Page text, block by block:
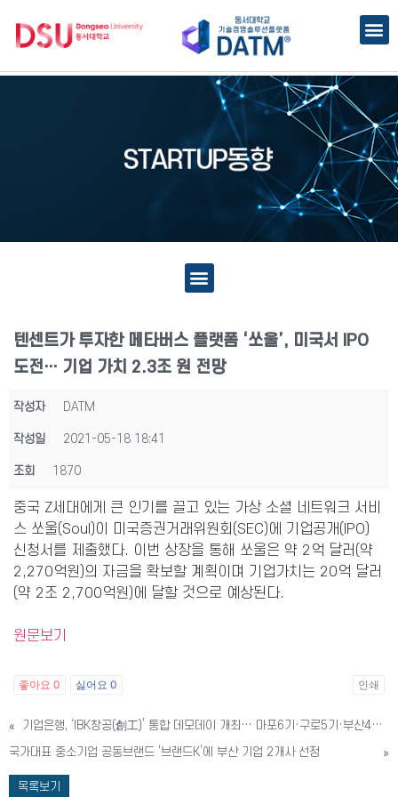
텐센트가 투자한 메타버스 플랫폼 ‘쏘울’, 미국서 IPO
도전… 기업 가치 2.3조 원 전망
작성자 DATM
작성일 2021-05-18 18:41
조회 1870
중국 Z세대에게 큰 인기를 끌고 있는 가상 소셜 네트워크 서비
스 쏘울(Soul)이 미국증권거래위원회(SEC)에 기업공개(IPO)
신청서를 제출했다. 이번 상장을 통해 쏘울은 약 2억 달러(약
2,270억원)의 자금을 확보할 계획이며 기업가치는 20억 달러
(약 2조 2,700억원)에 달할 것으로 예상된다.
원문보기
좋아요 0 싫어요 0 인쇄
«
기업은행, ‘IBK창공(創工)’ 통합 데모데이 개최… 마포6기·구로5기·부산4기 30개社 피칭
국가대표 중소기업 공동브랜드 ‘브랜드K’에 부산 기업 2개사 선정
»
목록보기